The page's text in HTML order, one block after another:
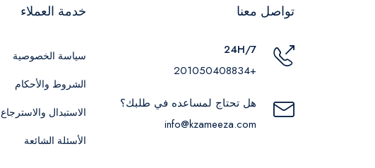
تواصل معنا
24H/7
+201050408834
هل تحتاج لمساعده في طلبك؟
info@kzameeza.com
خدمة العملاء
سياسة الخصوصية
الشروط والأحكام
الاستبدال والاسترجاع
الأسئلة الشائعة